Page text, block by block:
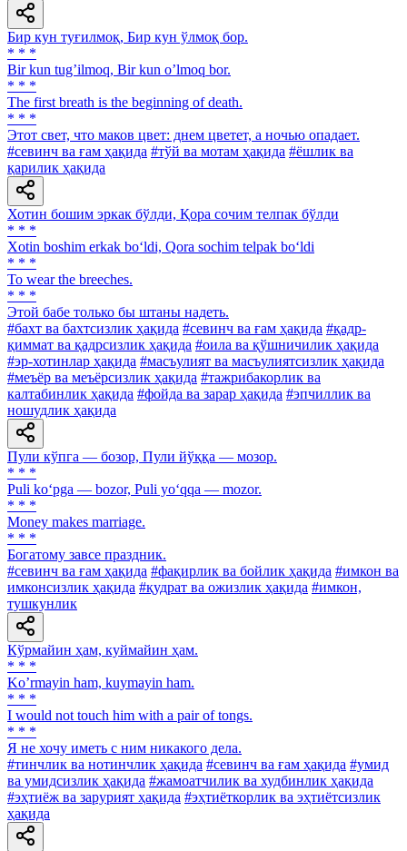
Бир кун туғилмоқ, Бир кун ўлмоқ бор.
* * *
Bir kun tugʼilmoq, Bir kun oʼlmoq bor.
* * *
The first breath is the beginning of death.
* * *
Этот свет, что маков цвет: днем цветет, а ночью опадает.
#севинч ва ғам ҳақида #тўй ва мотам ҳақида #ёшлик ва
қарилик ҳақида
Хотин бошим эркак бўлди, Қора сочим телпак бўлди
* * *
Xotin boshim erkak bo‘ldi, Qora sochim telpak bo‘ldi
* * *
To wear the breeches.
* * *
Этой бабе только бы штаны надеть.
#бахт ва бахтсизлик ҳақида #севинч ва ғам ҳақида #қадр-
қиммат ва қадрсизлик ҳақида #оила ва қўшничилик ҳақида
#эр-хотинлар ҳақида #масъулият ва масъулиятсизлик ҳақида
#меъёр ва меъёрсизлик ҳақида #тажрибакорлик ва
калтабинлик ҳақида #фойда ва зарар ҳақида #эпчиллик ва
ношудлик ҳақида
Пули кўпга — бозор, Пули йўққа — мозор.
* * *
Puli ko‘pga — bozor, Puli yo‘qqa — mozor.
* * *
Money makes marriage.
* * *
Богатому завсе праздник.
#севинч ва ғам ҳақида #фақирлик ва бойлик ҳақида #имкон ва
имконсизлик ҳақида #қудрат ва ожизлик ҳақида #имкон,
тушкунлик
Кўрмайин ҳам, куймайин ҳам.
* * *
Koʼrmayin ham, kuymayin ham.
* * *
I would not touch him with a pair of tongs.
* * *
Я не хочу иметь с ним никакого дела.
#тинчлик ва нотинчлик ҳақида #севинч ва ғам ҳақида #умид
ва умидсизлик ҳақида #жамоатчилик ва худбинлик ҳақида
#эҳтиёж ва зарурият ҳақида #эҳтиёткорлик ва эҳтиётсизлик
ҳақида